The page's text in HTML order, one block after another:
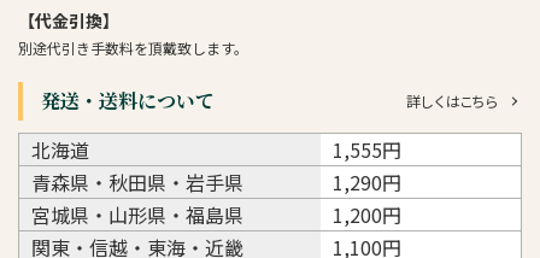
【代金引換】
別途代引き手数料を頂戴致します。
発送・送料について 詳しくはこちら
北海道
1,555円
青森県・秋田県・岩手県
1,290円
宮城県・山形県・福島県
1,200円
関東・信越・東海・近畿
1,100円